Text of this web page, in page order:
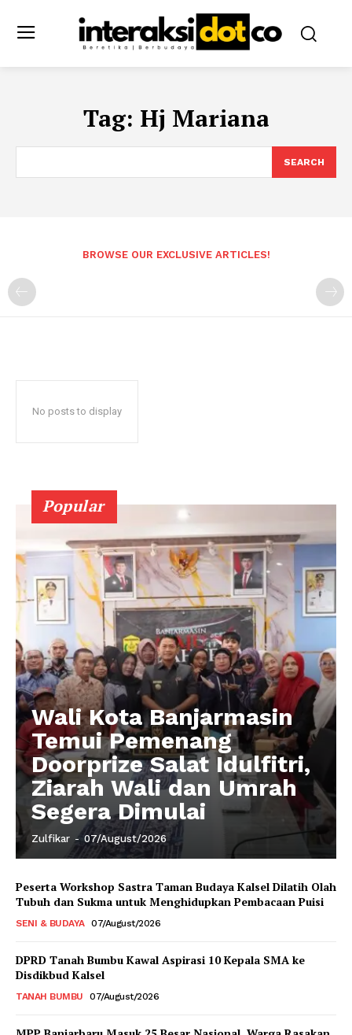
Tag: Hj Mariana
SEARCH
BROWSE OUR EXCLUSIVE ARTICLES!
No posts to display
Popular
Wali Kota Banjarmasin
Temui Pemenang
Doorprize Salat Idulfitri,
Ziarah Wali dan Umrah
Segera Dimulai
Zulfikar - 07/August/2026
Peserta Workshop Sastra Taman Budaya Kalsel Dilatih Olah
Tubuh dan Sukma untuk Menghidupkan Pembacaan Puisi
SENI & BUDAYA 07/August/2026
DPRD Tanah Bumbu Kawal Aspirasi 10 Kepala SMA ke
Disdikbud Kalsel
TANAH BUMBU 07/August/2026